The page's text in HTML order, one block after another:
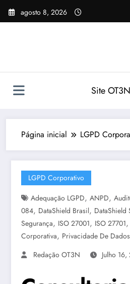
Pular
para
agosto 8, 2026
Site OT3N
Página inicial LGPD
LGPD Corporativo
Adequação LGPD, ANPD,
084, DataShield Brasil, DataShield
Segurança, ISO 27001, ISO 27701,
Corporativa, Privacidade De Dados
Redação OT3N
Julho